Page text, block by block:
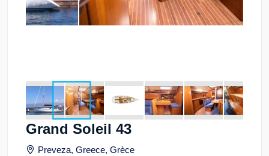
Grand Soleil 43
Preveza, Greece, Grèce